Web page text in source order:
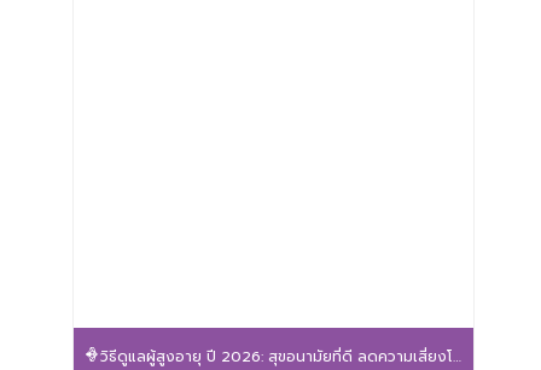
วิธีดูแลผู้สูงอายุ ปี 2026: สุขอนามัยที่ดี ลดความเสี่ยงโรค